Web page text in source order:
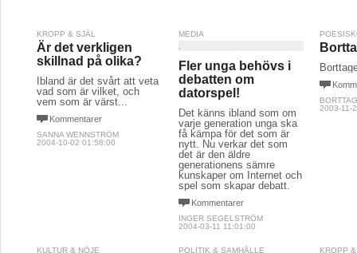
KROPP & SJÄL
Är det verkligen
skillnad på olika?
Ibland är det svårt att veta
vad som är vilket, och
vem som är värst...
Kommentarer
SANNA WENNSTRÖM
2004-10-02 01:58:00
MEDIA
Fler unga behövs i
debatten om
datorspel!
Det känns ibland som om
varje generation unga ska
få kämpa för det som är
nytt. Nu verkar det som
det är den äldre
generationens sämre
kunskaper om Internet och
spel som skapar debatt.
Kommentarer
INGER SEGELSTRÖM
2004-03-11 11:01:00
2003-11-
KULTUR & NÖJE POLITIK & SAMHÄLLE KROPP